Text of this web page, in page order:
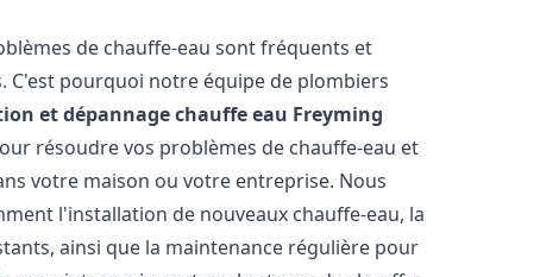
de chauffe-eau sont fréquents et
C'est pourquoi notre équipe de plombiers
et dépannage chauffe eau Freyming
résoudre vos problèmes de chauffe-eau et
votre maison ou votre entreprise. Nous
l'installation de nouveaux chauffe-eau, la
ainsi que la maintenance régulière pour